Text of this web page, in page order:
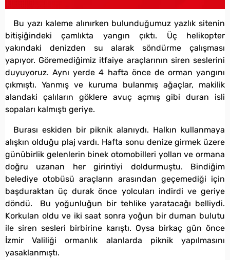
Bu yazı kaleme alınırken bulunduğumuz yazlık sitenin
bitişiğindeki çamlıkta yangın çıktı. Üç helikopter
yakındaki denizden su alarak söndürme çalışması
yapıyor. Göremediğimiz itfaiye araçlarının siren seslerini
duyuyoruz. Aynı yerde 4 hafta önce de orman yangını
çıkmıştı. Yanmış ve kuruma bulanmış ağaçlar, makilik
alandaki çalıların göklere avuç açmış gibi duran isli
sopaları kalmıştı geriye.
Burası eskiden bir piknik alanıydı. Halkın kullanmaya
alışkın olduğu plaj vardı. Hafta sonu denize girmek üzere
günübirlik gelenlerin binek otomobilleri yolları ve ormana
doğru uzanan her girintiyi doldurmuştu. Bindiğim
belediye otobüsü araçların arasından geçemediği için
başduraktan üç durak önce yolcuları indirdi ve geriye
döndü. Bu yoğunluğun bir tehlike yaratacağı belliydi.
Korkulan oldu ve iki saat sonra yoğun bir duman bulutu
ile siren sesleri birbirine karıştı. Oysa birkaç gün önce
İzmir Valiliği ormanlık alanlarda piknik yapılmasını
yasaklanmıştı.